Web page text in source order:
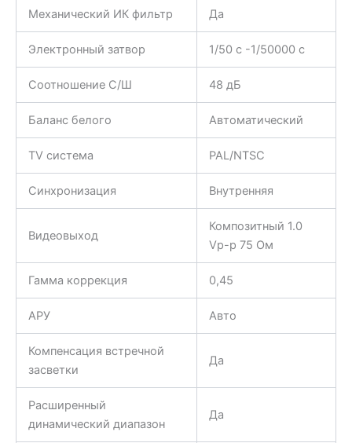
Механический ИК фильтр Да
Электронный затвор 1/50 с -1/50000 с
Соотношение С/Ш 48 дБ
Баланс белого Автоматический
TV система PAL/NTSC
Синхронизация Внутренняя
Видеовыход
Композитный 1.0
Vp-p 75 Ом
Гамма коррекция 0,45
АРУ Авто
Компенсация встречной
засветки
Да
Расширенный
динамический диапазон
Да